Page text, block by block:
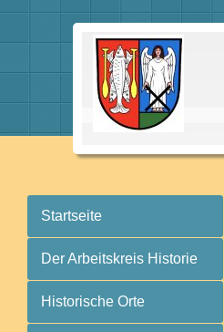
Startseite
Der Arbeitskreis Historie
Historische Orte